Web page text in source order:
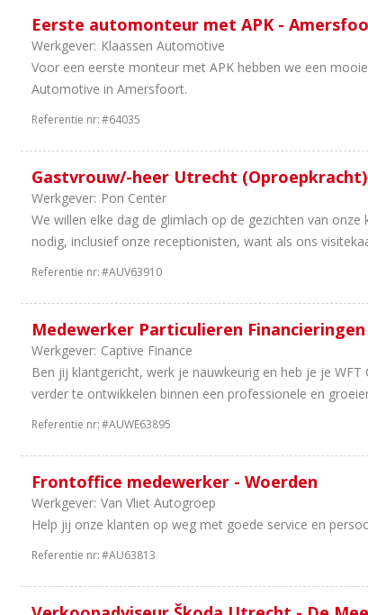
Eerste automonteur met APK -
Werkgever: Klaassen Automotive
Voor een eerste monteur met APK hebben we een
Automotive in Amersfoort.
Referentie nr:#64035
Gastvrouw/-heer Utrecht
Werkgever: Pon Center
We willen elke dag de glimlach op de gezichten van
nodig, inclusief onze receptionisten, want als ons
Referentie nr:#AUV63910
Medewerker Particulieren Financieringen
Werkgever: Captive Finance
Ben jij klantgericht, werk je nauwkeurig en heb je je
verder te ontwikkelen binnen een professionele en
Referentie nr:#AUWE63895
Frontoffice medewerker - Woerden
Werkgever: Van Vliet Autogroep
Help jij onze klanten op weg met goede service en
Referentie nr:#AU63813